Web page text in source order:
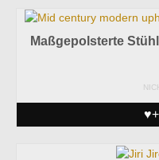
Maßgepolsterte